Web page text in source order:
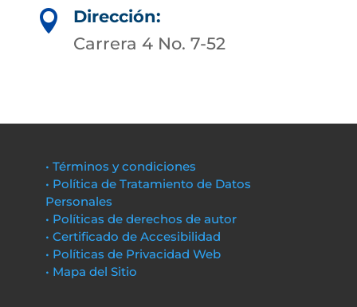

Dirección:
Carrera 4 No. 7-52
• Términos y condiciones
• Política de Tratamiento de Datos
Personales
• Políticas de derechos de autor
• Certificado de Accesibilidad
• Políticas de Privacidad Web
• Mapa del Sitio